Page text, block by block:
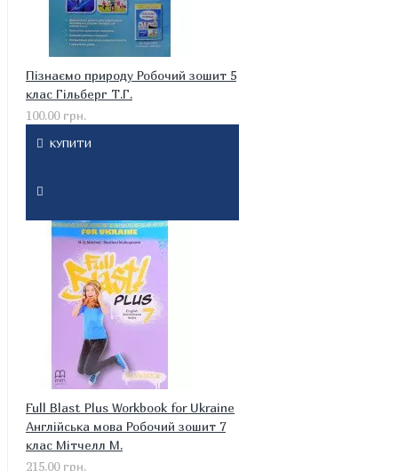
Пізнаємо природу Робочий зошит 5
клас Гільберг Т.Г.
100.00 грн.
КУПИТИ
Full Blast Plus Workbook for Ukraine
Англійська мова Робочий зошит 7
клас Мітчелл М.
215.00 грн.